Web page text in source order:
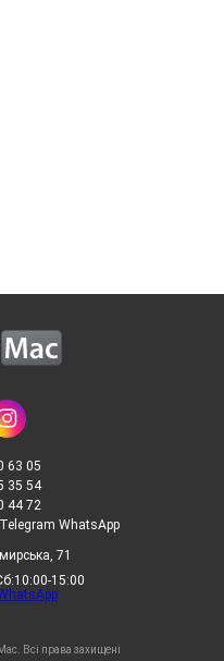
63 05
35 54
44 72
WhatsApp
71
15:00
Всі права захищені